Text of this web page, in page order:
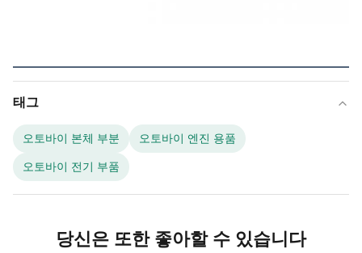
태그
오토바이 본체 부분 오토바이 엔진 용품
오토바이 전기 부품
당신은 또한 좋아할 수 있습니다